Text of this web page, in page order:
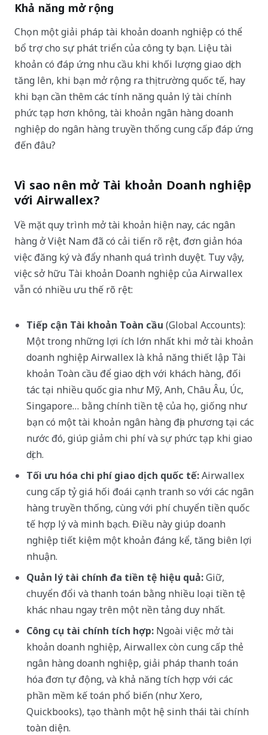
Khả năng mở rộng
Chọn một giải pháp tài khoản doanh nghiệp có thể
bổ trợ cho sự phát triển của công ty bạn. Liệu tài
khoản có đáp ứng nhu cầu khi khối lượng giao dịch
tăng lên, khi bạn mở rộng ra thị trường quốc tế, hay
khi bạn cần thêm các tính năng quản lý tài chính
phức tạp hơn không, tài khoản ngân hàng doanh
nghiệp do ngân hàng truyền thống cung cấp đáp ứng
đến đâu?
Vì sao nên mở Tài khoản Doanh nghiệp
với Airwallex?
Về mặt quy trình mở tài khoản hiện nay, các ngân
hàng ở Việt Nam đã có cải tiến rõ rệt, đơn giản hóa
việc đăng ký và đẩy nhanh quá trình duyệt. Tuy vậy,
việc sở hữu Tài khoản Doanh nghiệp của Airwallex
vẫn có nhiều ưu thế rõ rệt:
Tiếp cận Tài khoản Toàn cầu (Global Accounts):
Một trong những lợi ích lớn nhất khi mở tài khoản
doanh nghiệp Airwallex là khả năng thiết lập Tài
khoản Toàn cầu để giao dịch với khách hàng, đối
tác tại nhiều quốc gia như Mỹ, Anh, Châu Âu, Úc,
Singapore… bằng chính tiền tệ của họ, giống như
bạn có một tài khoản ngân hàng địa phương tại các
nước đó, giúp giảm chi phí và sự phức tạp khi giao
dịch.
Tối ưu hóa chi phí giao dịch quốc tế:Airwallex
cung cấp tỷ giá hối đoái cạnh tranh so với các ngân
hàng truyền thống, cùng với phí chuyển tiền quốc
tế hợp lý và minh bạch. Điều này giúp doanh
nghiệp tiết kiệm một khoản đáng kể, tăng biên lợi
nhuận.
Quản lý tài chính đa tiền tệ hiệu quả:Giữ,
chuyển đổi và thanh toán bằng nhiều loại tiền tệ
khác nhau ngay trên một nền tảng duy nhất.
Công cụ tài chính tích hợp: Ngoài việc mở tài
khoản doanh nghiệp, Airwallex còn cung cấp thẻ
ngân hàng doanh nghiệp, giải pháp thanh toán
hóa đơn tự động, và khả năng tích hợp với các
phần mềm kế toán phổ biến (như Xero,
Quickbooks), tạo thành một hệ sinh thái tài chính
toàn diện.